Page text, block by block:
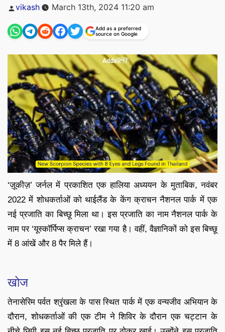
Posted
vikash March 13th, 2024 11:20 am
Add as a preferred
source on Google
‘ज़ूकीज़’ जर्नल में प्रकाशित एक हालिया अध्ययन के मुताबिक, नवंबर
2022 में शोधकर्ताओं को थाईलैंड के केंग क्राचन नैशनल पार्क में एक
नई प्रजाति का बिच्छू मिला था। इस प्रजाति का नाम नैशनल पार्क के
नाम पर ‘यूस्कॉर्पिप्स क्राचन’ रखा गया है। वहीं, वैज्ञानिकों को इस बिच्छू
में 8 आंखें और 8 पैर मिले हैं।
खोज
तेनासेरिम पर्वत श्रृंखला के पास स्थित पार्क में एक वन्यजीव अभियान के
दौरान, शोधकर्ताओं की एक टीम ने शिविर के दौरान एक चट्टान के